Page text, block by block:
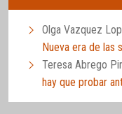
Olga Vazquez
Nueva era de las
Teresa Abrego
hay que probar